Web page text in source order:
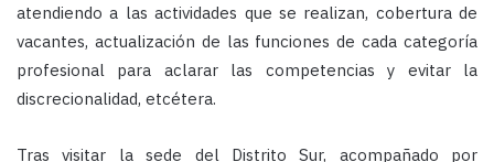
atendiendo a las actividades que se realizan, cobertura de
vacantes, actualización de las funciones de cada categoría
profesional para aclarar las competencias y evitar la
discrecionalidad, etcétera.
Tras visitar la sede del Distrito Sur, acompañado por